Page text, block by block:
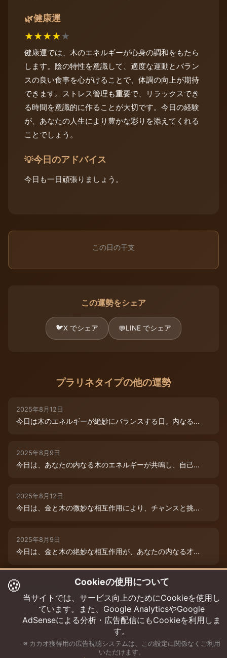
🌿健康運
★★★★★
健康運では、木のエネルギーが心身の調和をもたら
します。陰の特性を意識して、適度な運動とバラン
スの良い食事を心がけることで、体調の向上が期待
できます。ストレス管理も重要で、リラックスでき
る時間を意識的に作ることが大切です。今日の経験
が、あなたの人生により豊かな彩りを添えてくれる
ことでしょう。
💡今日のアドバイス
今日も一日頑張りましょう。
この日の干支
この運勢をシェア
🐦X でシェア 💬LINE でシェア
プラリネタイプの他の運勢
2025年8月12日
今日は木のエネルギーが絶妙にバランスする日。内なる...
2025年8月9日
今日は、あなたの内なる木のエネルギーが共鳴し、自己...
2025年8月12日
今日は、金と木の微妙な相互作用により、チャンスと挑...
2025年8月9日
今日は、金と木の絶妙な相互作用が、あなたの内なる才...
2025年8月12日
木と木が出会う今日は、成長エネルギーが絶好調！まる...
🍪 Cookieの使用について
当サイトでは、サービス向上のためにCookieを使用し
ています。また、Google AnalyticsやGoogle
AdSenseによる分析・広告配信にもCookieを利用しま
す。
※ カカオ獲得用の広告視聴システムは、この設定に関係なくご利用
いただけます。